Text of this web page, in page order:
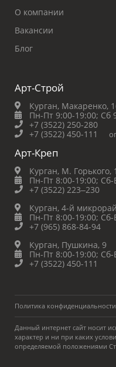
О компании
Вакансии
Блог
Арт-Строй
Курган, Макаренко,
Пн-Пт 9:00-19:00; Сб
+7 (3522) 250-280
+7 (3522) 450-111
Арт-Креп
Курган, М. Горького,
Пн-Пт 8:00-19:00; Сб-
+7 (3522) 223‒230
Курган, 4-й
Пн-Пт 8:00-19:00; Сб-
+7 (965) 868-84-94
Курган, Пушкина, 9
Пн-Пт 8:00-19:00; Сб-
+7 (3522) 450-111
Политика конфиденциальности
Данный интернет сайт носит
характер и ни при каких
определяемой положениями